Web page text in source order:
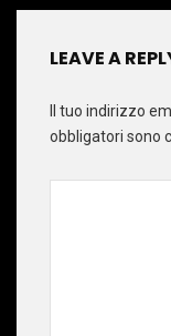
LEAVE A
Il tuo indirizzo
obbligatori sono